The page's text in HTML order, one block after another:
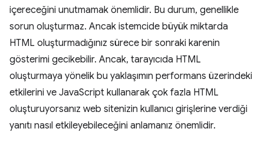
içereceğini unutmamak önemlidir. Bu durum, genellikle
sorun oluşturmaz. Ancak istemcide büyük miktarda
HTML oluşturmadığınız sürece bir sonraki karenin
gösterimi gecikebilir. Ancak, tarayıcıda HTML
oluşturmaya yönelik bu yaklaşımın performans üzerindeki
etkilerini ve JavaScript kullanarak çok fazla HTML
oluşturuyorsanız web sitenizin kullanıcı girişlerine verdiği
yanıtı nasıl etkileyebileceğini anlamanız önemlidir.